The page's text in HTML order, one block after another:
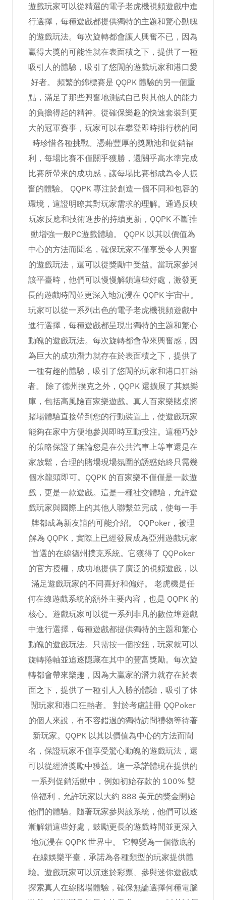
遊戲玩家可以從精選的電子老虎機視頻遊戲中進
行選擇，每種遊戲都提供獨特的主題和驚心動魄
的遊戲玩法。每次旋轉都會讓人興奮不已，因為
贏得大獎的可能性就在表面積之下，提供了一種
吸引人的體驗，吸引了悠閒的遊戲玩家和港口愛
好者。 頻繁的錦標賽是 QQPK 體驗的另一個重
點，滿足了那些興奮地測試自己與其他人的能力
的負擔得起的精神。從確保樂趣的快速套裝到更
大的冠軍賽事，玩家可以在攀登即時排行榜的同
時珍惜各種挑戰。憑藉豐厚的獎勵池和促銷福
利，每場比賽不僅關乎獲勝，還關乎高水準完成
比賽所帶來的成功感，讓每場比賽都成為令人振
奮的體驗。 QQPK 專注於創造一個不同和包容的
環境，這證明瞭其對玩家需求的理解。通過反映
玩家反應和技術進步的持續更新，QQPK 不斷推
動增強一般PC遊戲體驗。 QQPK 以其以價值為
中心的方法而聞名，確保玩家不僅享受令人興奮
的遊戲玩法，還可以從獎勵中受益。當玩家參與
該平臺時，他們可以慢慢解鎖這些好處，激發更
長的遊戲時間並更深入地沉浸在 QQPK 宇宙中。
玩家可以從一系列出色的電子老虎機視頻遊戲中
進行選擇，每種遊戲都呈現出獨特的主題和驚心
動魄的遊戲玩法。每次旋轉都會帶來興奮感，因
為巨大的成功潛力就存在於表面積之下，提供了
一種有趣的體驗，吸引了悠閒的玩家和港口狂熱
者。 除了德州撲克之外，QQPK 還擴展了其娛樂
庫，包括高風險百家樂遊戲。真人百家樂賭桌將
賭場體驗直接帶到您的行動裝置上，使遊戲玩家
能夠在家中方便地參與即時互動投注。這種巧妙
的策略保證了無論您是在公共汽車上等車還是在
家放鬆，合理的賭場現場氛圍的誘惑始終只需幾
個水龍頭即可。QQPK 的百家樂不僅僅是一款遊
戲，更是一款遊戲。這是一種社交體驗，允許遊
戲玩家與國際上的其他人聯繫並完成，使每一手
牌都成為新友誼的可能介紹。 QQPoker，被理
解為 QQPK，實際上已經發展成為亞洲遊戲玩家
首選的在線德州撲克系統。它獲得了 QQPoker
的官方授權，成功地提供了廣泛的視頻遊戲，以
滿足遊戲玩家的不同喜好和偏好。 老虎機是任
何在線遊戲系統的額外主要內容，也是 QQPK 的
核心。遊戲玩家可以從一系列非凡的數位埠遊戲
中進行選擇，每種遊戲都提供獨特的主題和驚心
動魄的遊戲玩法。只需按一個按鈕，玩家就可以
旋轉捲軸並追逐隱藏在其中的豐富獎勵。每次旋
轉都會帶來樂趣，因為大贏家的潛力就存在於表
面之下，提供了一種引人入勝的體驗，吸引了休
閒玩家和港口狂熱者。 對於考慮註冊 QQPoker
的個人來說，有不容錯過的獨特訪問禮物等待著
新玩家。QQPK 以其以價值為中心的方法而聞
名，保證玩家不僅享受驚心動魄的遊戲玩法，還
可以從經濟獎勵中獲益。這一承諾體現在提供的
一系列促銷活動中，例如初始存款的 100% 雙
倍福利，允許玩家以大約 888 美元的獎金開始
他們的體驗。隨著玩家參與該系統，他們可以逐
漸解鎖這些好處，鼓勵更長的遊戲時間並更深入
地沉浸在 QQPK 世界中。 它轉變為一個徹底的
在線娛樂平臺，承諾為各種類型的玩家提供體
驗。遊戲玩家可以沉迷於彩票、參與迷你遊戲或
探索真人在線賭場體驗，確保無論選擇何種電腦